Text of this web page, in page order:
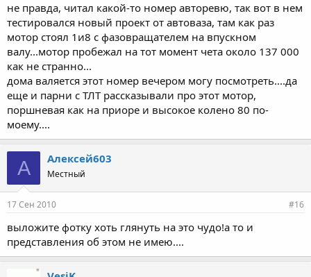
не правда, читал какой-то номер авторевю, так вот в нем
тестировался новый проект от автоваза, там как раз
мотор стоял 1и8 с фазовращателем на впускном
валу...мотор пробежал на тот момент чета около 137 000
как не странно...
дома валяется этот номер вечером могу посмотреть....да
еще и парни с ТЛТ рассказывали про этот мотор,
поршневая как на приоре и высокое колено 80 по-
моему....
А Алексей603
Местный
17 Сен 2010 #16
выложите фотку хоть глянуть на это чудо!а то и
представления об этом не имею....